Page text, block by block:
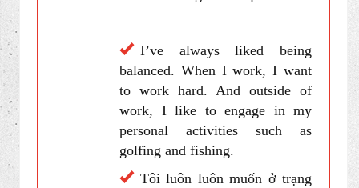
I’m a hard worker and I like
to take on a variety of
challenges. I like pets, and in
my spare time, I like to relax
and read the newspaper.
Tôi là một người làm việc